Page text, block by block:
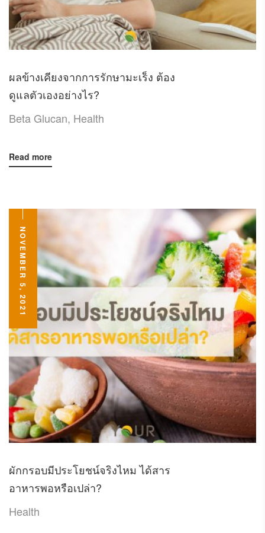
ผลข้างเคียงจากการรักษามะเร็ง ต้อง
ดูแลตัวเองอย่างไร?
Beta Glucan, Health
Read more
NOVEMBER 5, 2021
ผักกรอบมีประโยชน์จริงไหม ได้สาร
อาหารพอหรือเปล่า?
Health